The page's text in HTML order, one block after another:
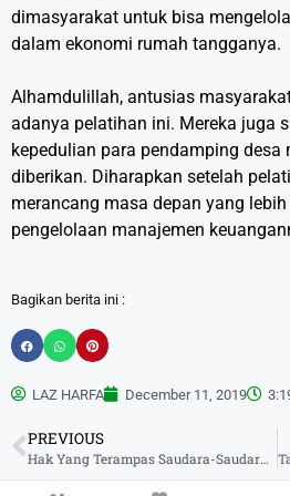
dimasyarakat untuk bisa
dalam ekonomi rumah tangganya.
Alhamdulillah, antusias
adanya pelatihan ini. Mereka juga
kepedulian para pendamping
diberikan. Diharapkan setelah
merancang masa depan yang
pengelolaan manajemen
Bagikan berita ini :
LAZ HARFA December 11, 2019
PREVIOUS
Hak Yang Terampas Saudara-Saudara Kita Di Palestina